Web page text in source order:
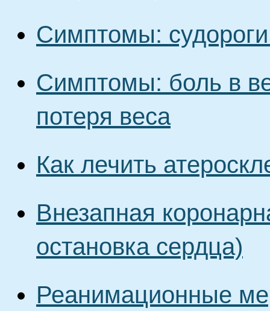
Симптомы:
Симптомы: боль в
потеря веса
Как лечить
Внезапная
остановка сердца)
Реанимационные